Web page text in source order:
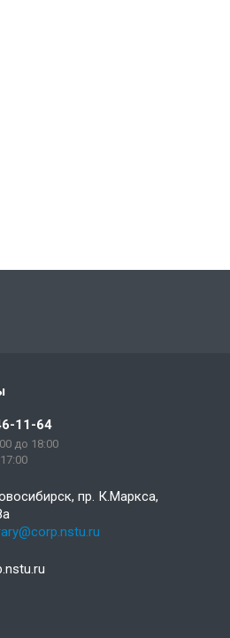
11-64
до 18:00
пр. К.Маркса,